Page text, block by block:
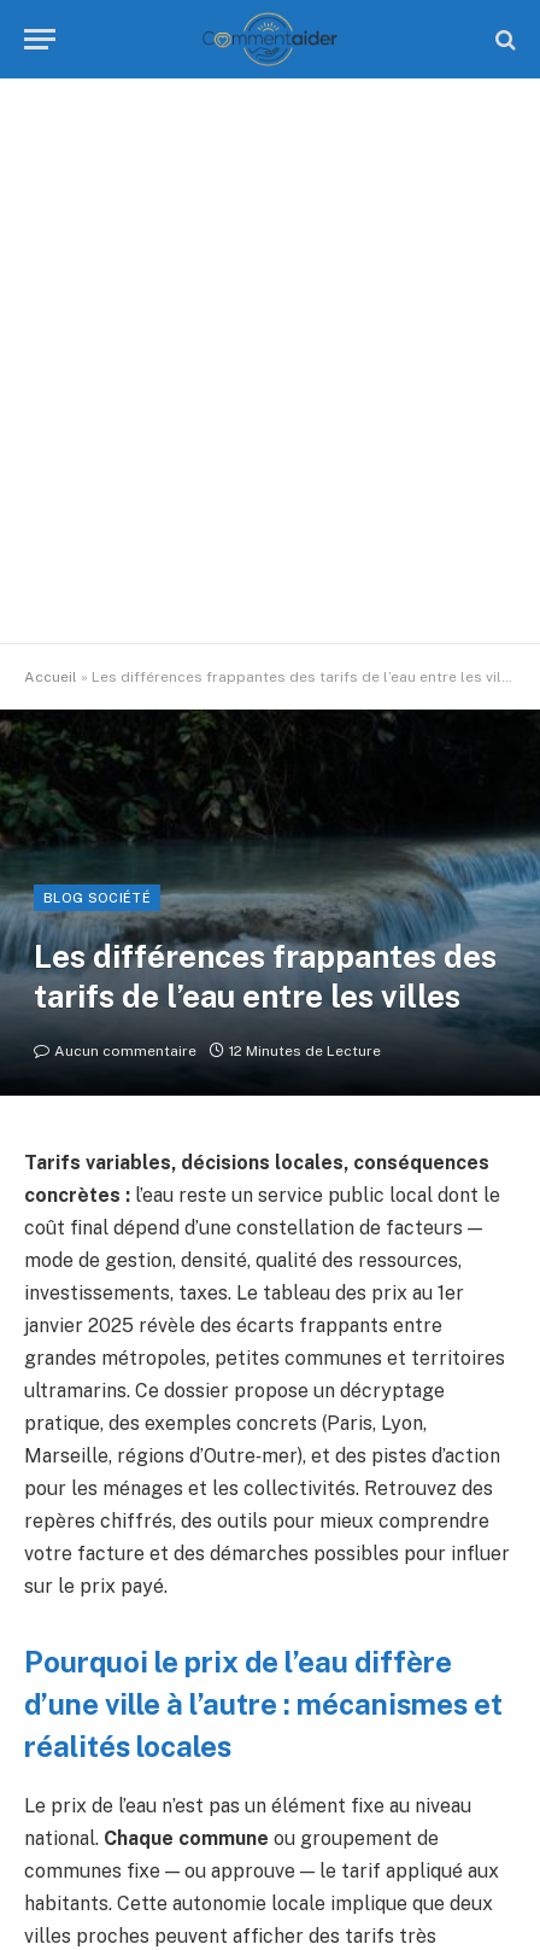
Accueil » Les différences frappantes des tarifs de l’eau entre les villes
BLOG SOCIÉTÉ
Les différences frappantes des
tarifs de l’eau entre les villes
Aucun commentaire 12 Minutes de Lecture
Tarifs variables, décisions locales, conséquences
concrètes : l’eau reste un service public local dont le
coût final dépend d’une constellation de facteurs —
mode de gestion, densité, qualité des ressources,
investissements, taxes. Le tableau des prix au 1er
janvier 2025 révèle des écarts frappants entre
grandes métropoles, petites communes et territoires
ultramarins. Ce dossier propose un décryptage
pratique, des exemples concrets (Paris, Lyon,
Marseille, régions d’Outre‑mer), et des pistes d’action
pour les ménages et les collectivités. Retrouvez des
repères chiffrés, des outils pour mieux comprendre
votre facture et des démarches possibles pour influer
sur le prix payé.
Pourquoi le prix de l’eau diffère
d’une ville à l’autre : mécanismes et
réalités locales
Le prix de l’eau n’est pas un élément fixe au niveau
national. Chaque commune ou groupement de
communes fixe — ou approuve — le tarif appliqué aux
habitants. Cette autonomie locale implique que deux
villes proches peuvent afficher des tarifs très